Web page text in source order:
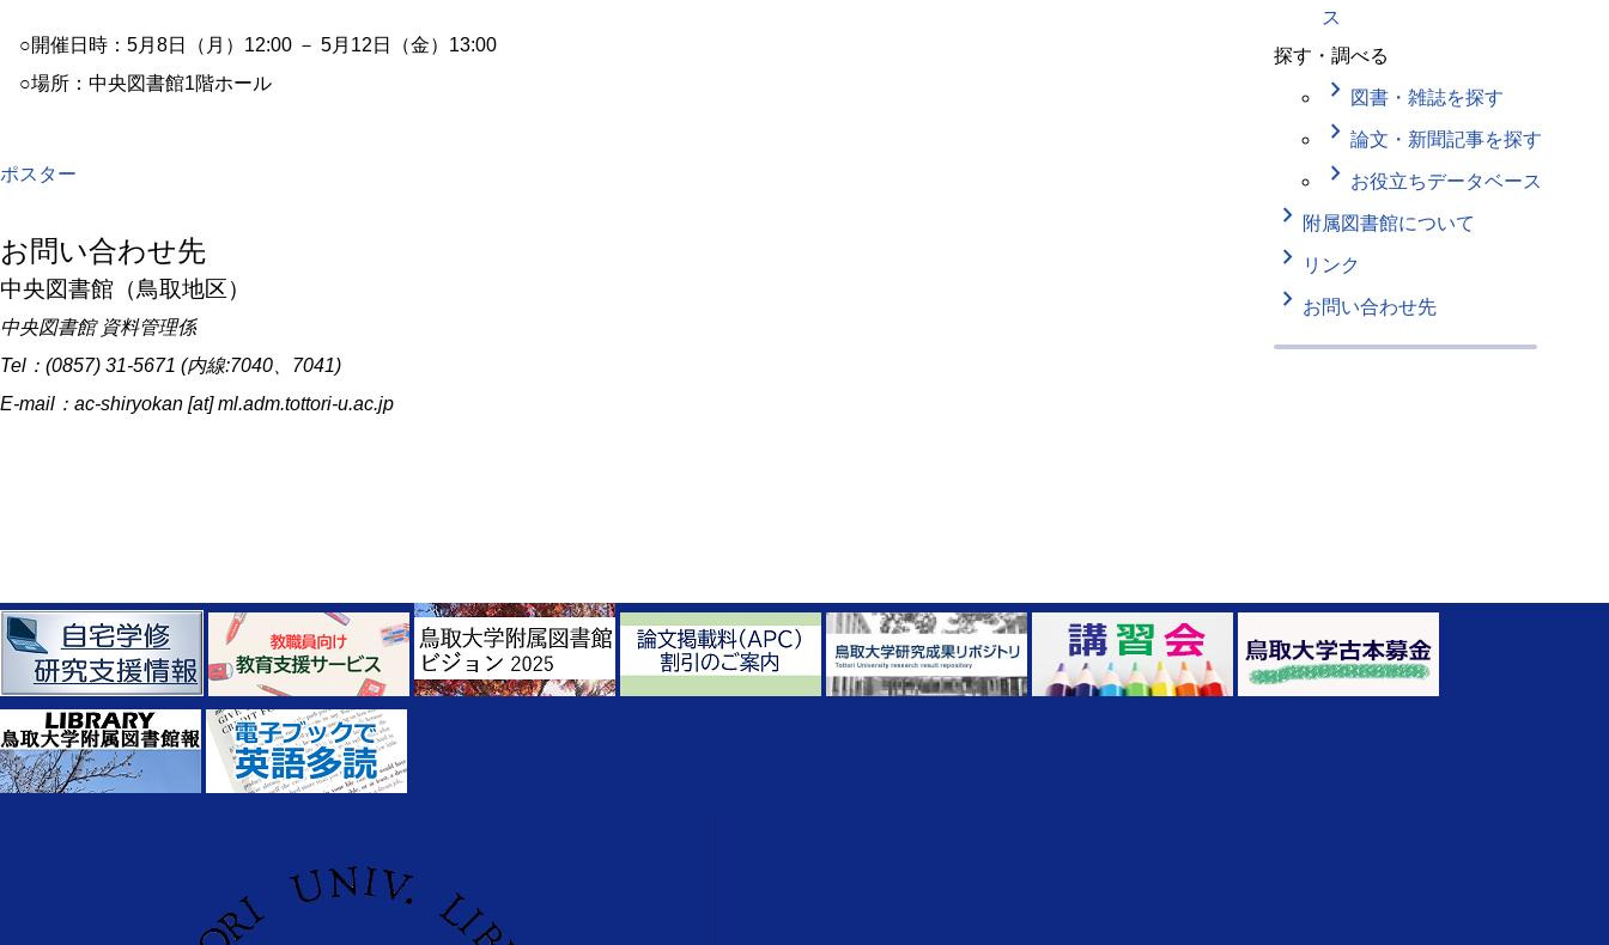
○開催日時：5月8日（月）12:00 － 5月12日（金）13:00
○場所：中央図書館1階ホール
ポスター
お問い合わせ先
中央図書館（鳥取地区）
中央図書館 資料管理係
Tel：(0857) 31-5671 (内線:7040、7041)
E-mail：ac-shiryokan [at] ml.adm.tottori-u.ac.jp
ス
探す・調べる
keyboard_arrow_right 図書・雑誌を探す
keyboard_arrow_right 論文・新聞記事を探す
keyboard_arrow_right お役立ちデータベース
keyboard_arrow_right 附属図書館について
keyboard_arrow_right リンク
keyboard_arrow_right お問い合わせ先